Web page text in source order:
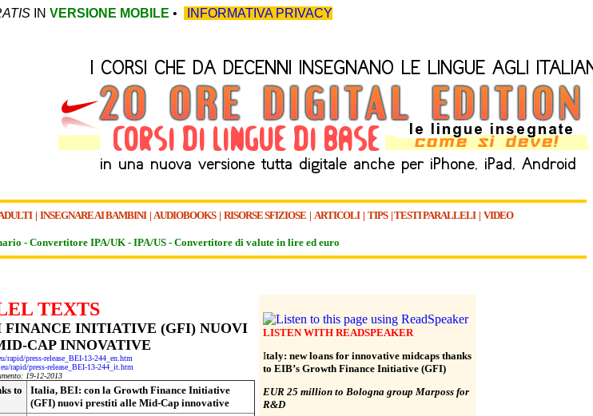
IN VERSIONE MOBILE • INFORMATIVA PRIVACY
| INSEGNARE AI BAMBINI| AUDIOBOOKS| RISORSE SFIZIOSE | ARTICOLI| TIPS|TESTI PARALLELI| VIDEO
- Convertitore IPA/UK - IPA/US - Convertitore di valute in lire ed euro
TEXTS
INITIATIVE (GFI) NUOVI
CAP INNOVATIVE
rapid/press-release_BEI-13-244_en.htm
rapid/press-release_BEI-13-244_it.htm
19-12-2013
to
Italia, BEI: con la Growth Finance Initiative
(GFI) nuovi prestiti alle Mid-Cap innovative
LISTEN WITH READSPEAKER
Italy: new loans for innovative midcaps thanks
to EIB’s Growth Finance Initiative (GFI)
EUR 25 million to Bologna group Marposs for
R&D